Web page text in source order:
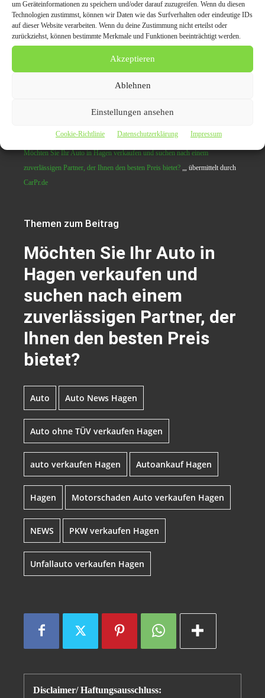
um Geräteinformationen zu speichern und/oder darauf zuzugreifen. Wenn du diesen
Technologien zustimmst, können wir Daten wie das Surfverhalten oder eindeutige IDs
auf dieser Website verarbeiten. Wenn du deine Zustimmung nicht erteilst oder
zurückziehst, können bestimmte Merkmale und Funktionen beeinträchtigt werden.
Akzeptieren
Ablehnen
Einstellungen ansehen
Cookie-Richtlinie Datenschutzerklärung Impressum
📍Boyer Straße 34b, 45329 Essen, Deutschland
📞
Telefon
: 0152 03281158
📧E-Mail:info@autoankauf-fix.de
es Ihnen leicht und sorgt für eine stressfreie Abwicklung!
Originalinhalt von Auto-verkaufen-fix, veröffentlicht unter dem Titel “
Möchten Sie Ihr Auto in Hagen verkaufen und suchen nach einem
zuverlässigen Partner, der Ihnen den besten Preis bietet? „, übermittelt durch
CarPr.de
Themen zum Beitrag
Möchten Sie Ihr Auto in
Hagen verkaufen und
suchen nach einem
zuverlässigen Partner, der
Ihnen den besten Preis
bietet?
Auto Auto News Hagen
Auto ohne TÜV verkaufen Hagen
auto verkaufen Hagen Autoankauf Hagen
Hagen Motorschaden Auto verkaufen Hagen
NEWS PKW verkaufen Hagen
Unfallauto verkaufen Hagen
Disclaimer/ Haftungsausschluss: